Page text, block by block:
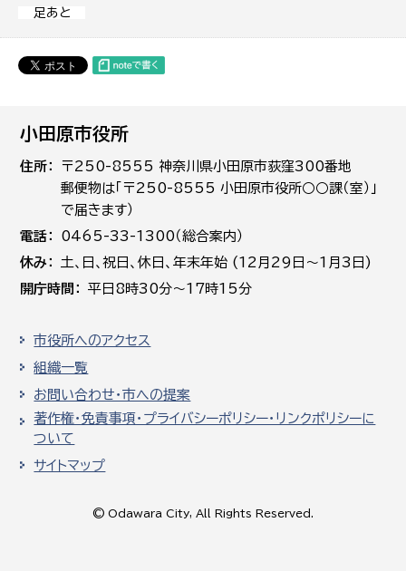
足あと
小田原市役所
住所
〒250-8555 神奈川県小田原市荻窪300番地
郵便物は「〒250-8555 小田原市役所○○課（室）」
で届きます）
電話
0465-33-1300（総合案内）
休み
土､日､祝日、休日、年末年始 (12月29日～1月3日)
開庁時間
平日8時30分～17時15分
市役所へのアクセス
組織一覧
お問い合わせ・市への提案
著作権・免責事項・プライバシーポリシー・リンクポリシーに
ついて
サイトマップ
© Odawara City, All Rights Reserved.